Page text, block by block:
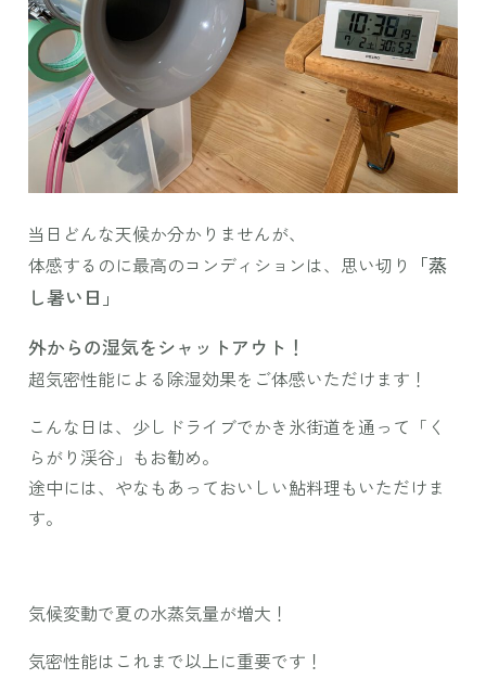
当日どんな天候か分かりませんが、
体感するのに最高のコンディションは、思い切り
「蒸
し暑い日」
外からの湿気をシャットアウト！
超気密性能による除湿効果をご体感いただけます！
こんな日は、少しドライブでかき氷街道を通って「く
らがり渓谷」もお勧め。
途中には、やなもあっておいしい鮎料理もいただけま
す。
気候変動で夏の水蒸気量が増大！
気密性能はこれまで以上に重要です！